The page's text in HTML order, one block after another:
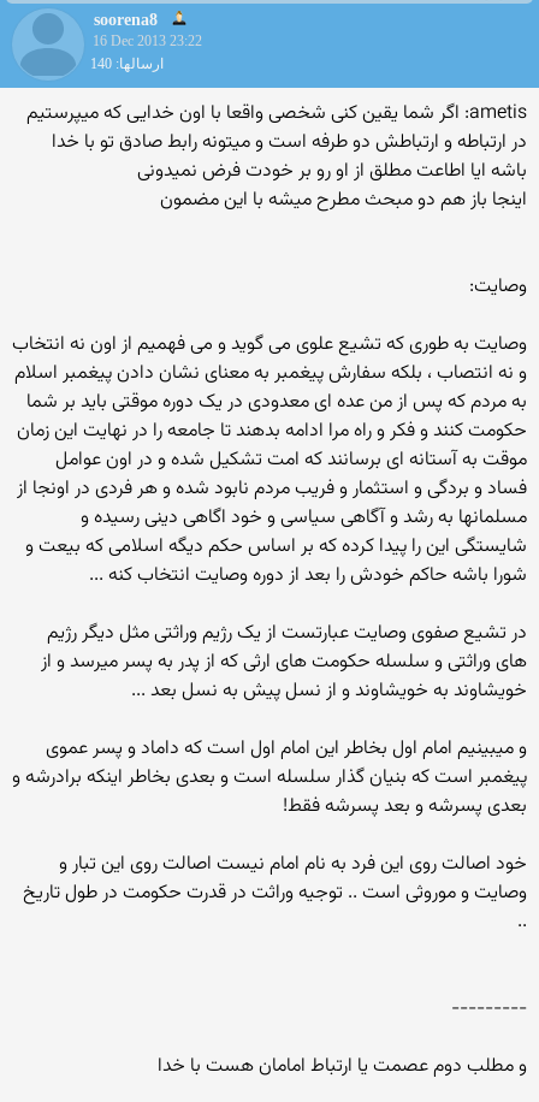
soorena8
16 Dec 2013 23:22
ارسالها: 140
ametis: اگر شما یقین کنی شخصی واقعا با اون خدایی که میپرستیم
در ارتباطه و ارتباطش دو طرفه است و میتونه رابط صادق تو با خدا
باشه ایا اطاعت مطلق از او رو بر خودت فرض نمیدونی
اینجا باز هم دو مبحث مطرح میشه با این مضمون
وصایت:
وصایت به طوری که تشیع علوی می گوید و می فهمیم از اون نه انتخاب
و نه انتصاب ، بلکه سفارش پیغمبر به معنای نشان دادن پیغمبر اسلام
به مردم که پس از من عده ای معدودی در یک دوره موقتی باید بر شما
حکومت کنند و فکر و راه مرا ادامه بدهند تا جامعه را در نهایت این زمان
موقت به آستانه ای برسانند که امت تشکیل شده و در اون عوامل
فساد و بردگی و استثمار و فریب مردم نابود شده و هر فردی در اونجا از
مسلمانها به رشد و آگاهی سیاسی و خود اگاهی دینی رسیده و
شایستگی این را پیدا کرده که بر اساس حکم دیگه اسلامی که بیعت و
شورا باشه حاکم خودش را بعد از دوره وصایت انتخاب کنه ...
در تشیع صفوی وصایت عبارتست از یک رژیم وراثتی مثل دیگر رژیم
های وراثتی و سلسله حکومت های ارثی که از پدر به پسر میرسد و از
خویشاوند به خویشاوند و از نسل پیش به نسل بعد ...
و میبینیم امام اول بخاطر این امام اول است که داماد و پسر عموی
پیغمبر است که بنیان گذار سلسله است و بعدی بخاطر اینکه برادرشه و
بعدی پسرشه و بعد پسرشه فقط!
خود اصالت روی این فرد به نام امام نیست اصالت روی این تبار و
وصایت و موروثی است .. توجیه وراثت در قدرت حکومت در طول تاریخ
..
---------
و مطلب دوم عصمت یا ارتباط امامان هست با خدا